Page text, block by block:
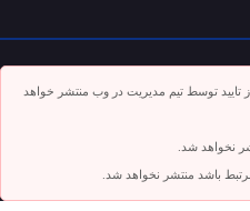
توسط تیم مدیریت در وب منتشر خواهد
نخواهد شد.
باشد منتشر نخواهد شد.